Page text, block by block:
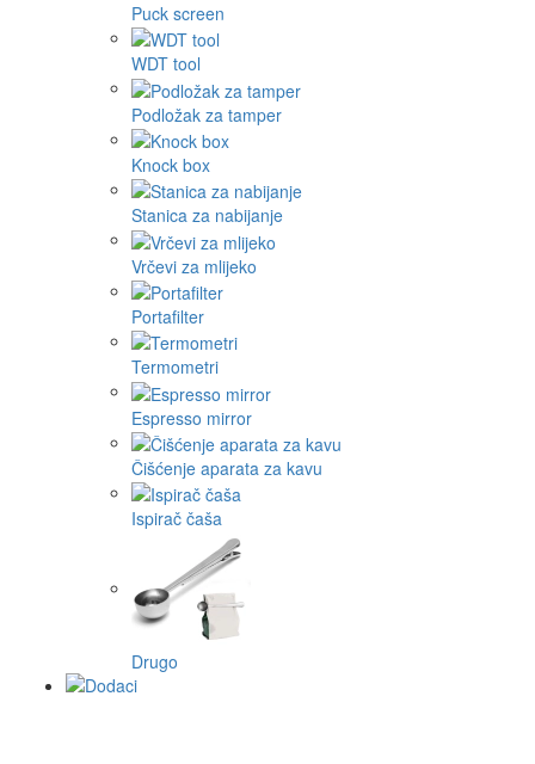
Puck screen
WDT tool
Podložak za tamper
Knock box
Stanica za nabijanje
Vrčevi za mlijeko
Portafilter
Termometri
Espresso mirror
Čišćenje aparata za kavu
Ispirač čaša
Drugo